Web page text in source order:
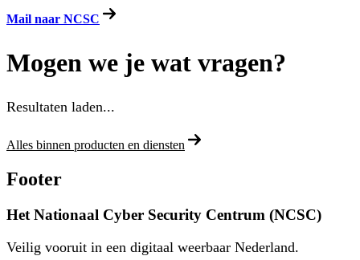
Mail naar NCSC
Mogen we je wat vragen?
Resultaten laden...
Alles binnen producten en diensten
Footer
Het Nationaal Cyber Security Centrum (NCSC)
Veilig vooruit in een digitaal weerbaar Nederland.